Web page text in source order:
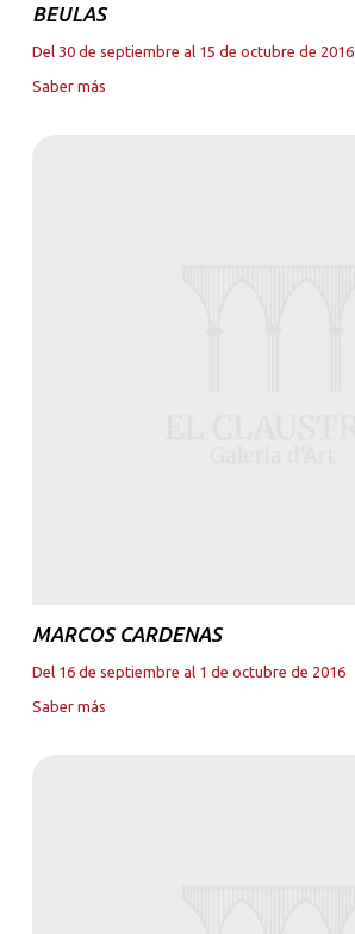
BEULAS
Del 30 de septiembre al 15 de octubre de 2016
Saber más
MARCOS CARDENAS
Del 16 de septiembre al 1 de octubre de 2016
Saber más